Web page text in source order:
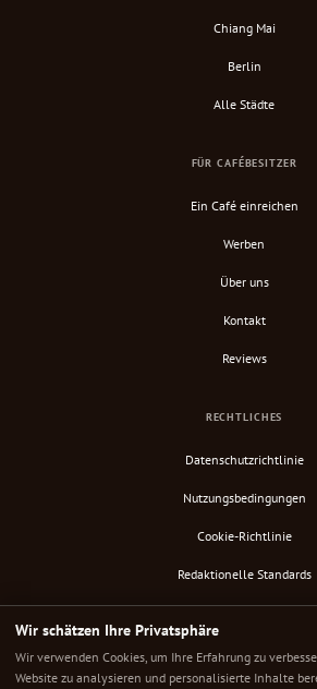
Chiang Mai
Berlin
Alle Städte
FÜR CAFÉBESITZER
Ein Café einreichen
Werben
Über uns
Kontakt
Reviews
RECHTLICHES
Datenschutzrichtlinie
Nutzungsbedingungen
Cookie-Richtlinie
Redaktionelle Standards
RSS-Feed
Wir schätzen Ihre Privatsphäre
Wir verwenden Cookies, um Ihre Erfahrung zu
Website zu analysieren und personalisierte Inhalte